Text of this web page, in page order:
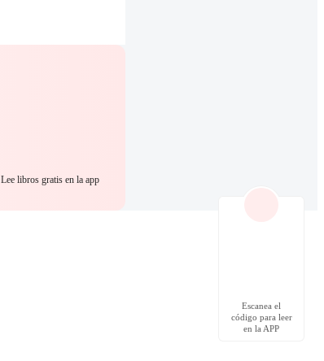
Lee libros gratis en la app
Escanea el
código para leer
en la APP